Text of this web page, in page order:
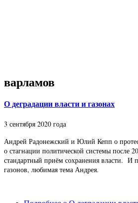
варламов
О деградации власти и газонах
3 сентября 2020 года
Андрей Радонежский и Юлий Кепп о
о стагнации политической системы после
стандартный приём сохранения власти. И
газонов, любимая тема Андрея.